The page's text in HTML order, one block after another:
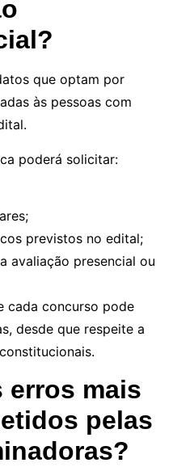
que optam por
às pessoas com
poderá solicitar:
previstos no edital;
avaliação presencial ou
cada concurso pode
desde que respeite a
erros mais
pelas